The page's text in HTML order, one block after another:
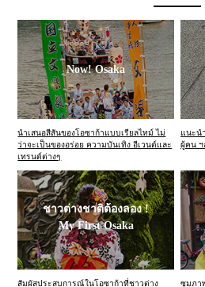
Now! Osaka
นำเสนอสีสันของโอซาก้าแบบเรียลไทม์ ไม่
ว่าจะเป็นของอร่อย ความบันเทิง อีเวนต์และ
เทรนด์ต่างๆ
แนะน
ผู้คน ฯ
ชาวต่างชาติต้องลอง !
My First Osaka
สัมผัสประสบการณ์ในโอซาก้าที่ชาวต่าง
ซูมภา